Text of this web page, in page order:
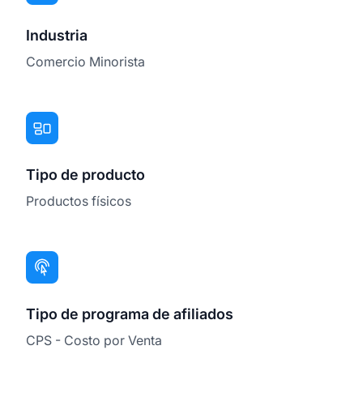
Industria
Comercio Minorista
Tipo de producto
Productos físicos
Tipo de programa de afiliados
CPS - Costo por Venta